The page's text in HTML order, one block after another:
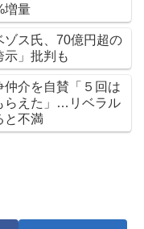
増量
ゾス氏、70億円超の
」批判も
仲介を自賛「５回は
らえた」…リベラル
と不満